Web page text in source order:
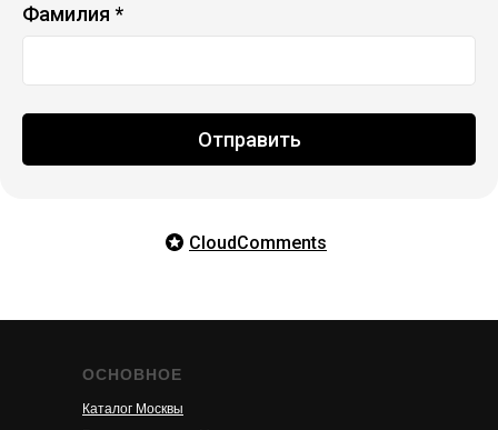
Фамилия *
Отправить
CloudComments
Каталог Москвы
ОСНОВНОЕ